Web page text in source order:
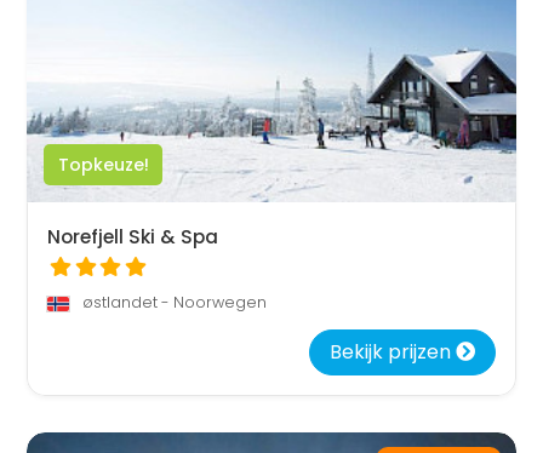
Topkeuze!
Norefjell Ski & Spa
østlandet - Noorwegen
Bekijk prijzen